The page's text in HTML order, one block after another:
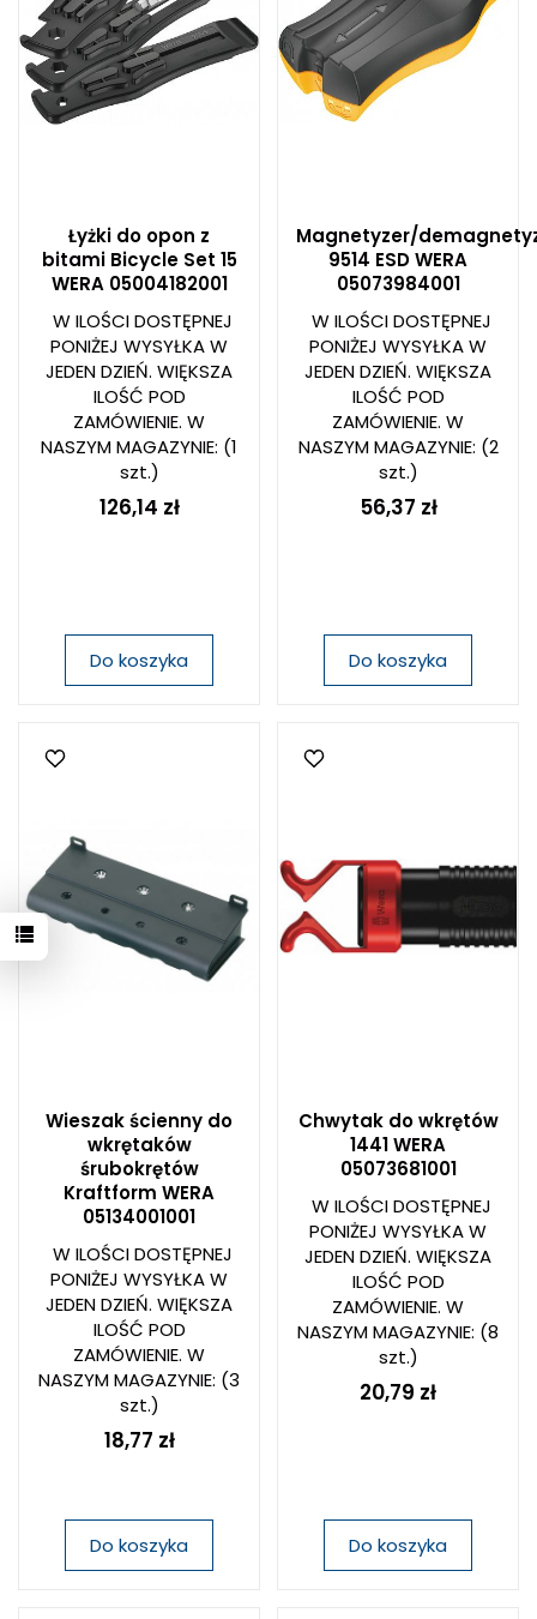
Łyżki do opon z
bitami Bicycle Set 15
WERA 05004182001
W ILOŚCI DOSTĘPNEJ
PONIŻEJ WYSYŁKA W
JEDEN DZIEŃ. WIĘKSZA
ILOŚĆ POD
ZAMÓWIENIE. W
NASZYM MAGAZYNIE: (1
szt.)
126,14 zł
Do koszyka
Magnetyzer/
9514 ESD WERA
05073984001
W ILOŚCI DOSTĘPNEJ
PONIŻEJ WYSYŁKA W
JEDEN DZIEŃ. WIĘKSZA
ILOŚĆ POD
ZAMÓWIENIE. W
NASZYM MAGAZYNIE: (2
szt.)
56,37 zł
Do koszyka
Wieszak ścienny do
wkrętaków
śrubokrętów
Kraftform WERA
05134001001
W ILOŚCI DOSTĘPNEJ
PONIŻEJ WYSYŁKA W
JEDEN DZIEŃ. WIĘKSZA
ILOŚĆ POD
ZAMÓWIENIE. W
NASZYM MAGAZYNIE: (3
szt.)
18,77 zł
Do koszyka
Chwytak do wkrętów
1441 WERA
05073681001
W ILOŚCI DOSTĘPNEJ
PONIŻEJ WYSYŁKA W
JEDEN DZIEŃ. WIĘKSZA
ILOŚĆ POD
ZAMÓWIENIE. W
NASZYM MAGAZYNIE: (8
szt.)
20,79 zł
Do koszyka